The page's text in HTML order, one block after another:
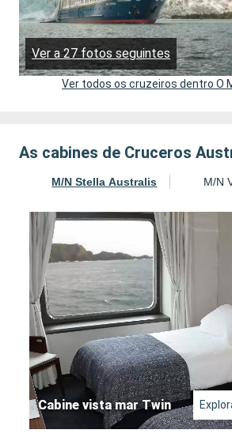
Ver a 27 fotos seguintes
Ver todos os cruzeiros dentro O
As cabines de Cruceros
M/N Stella Australis M/N
Cabine vista mar Twin